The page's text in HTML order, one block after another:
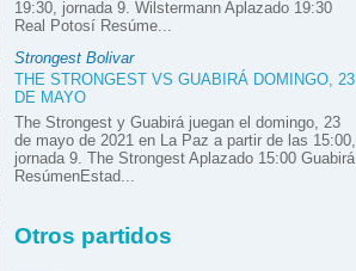
19:30, jornada 9. Wilstermann Aplazado 19:30
Real Potosí Resúme...
Strongest Bolivar
THE STRONGEST VS GUABIRÁ DOMINGO, 23
DE MAYO
The Strongest y Guabirá juegan el domingo, 23
de mayo de 2021 en La Paz a partir de las 15:00,
jornada 9. The Strongest Aplazado 15:00 Guabirá
ResúmenEstad...
Otros partidos